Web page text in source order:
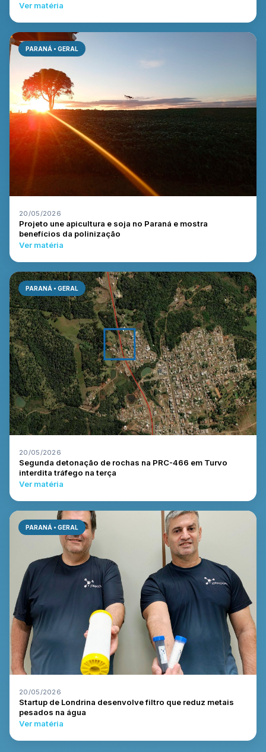
Ver matéria
PARANÁ • GERAL
20/05/2026
Projeto une apicultura e soja no Paraná e mostra
benefícios da polinização
Ver matéria
PARANÁ • GERAL
20/05/2026
Segunda detonação de rochas na PRC-466 em Turvo
interdita tráfego na terça
Ver matéria
PARANÁ • GERAL
20/05/2026
Startup de Londrina desenvolve filtro que reduz metais
pesados na água
Ver matéria